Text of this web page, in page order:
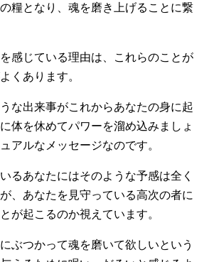
糧となり、魂を磨き上げることに繋
感じている理由は、これらのことが
くあります。
な出来事がこれからあなたの身に起
体を休めてパワーを溜め込みましょ
アルなメッセージなのです。
るあなたにはそのような予感は全く
、あなたを見守っている高次の者に
が起こるのか視えています。
ぶつかって魂を磨いて欲しいという